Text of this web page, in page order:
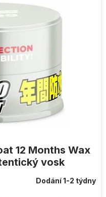
12 Months Wax
vosk
Dodání 1-2 týdny